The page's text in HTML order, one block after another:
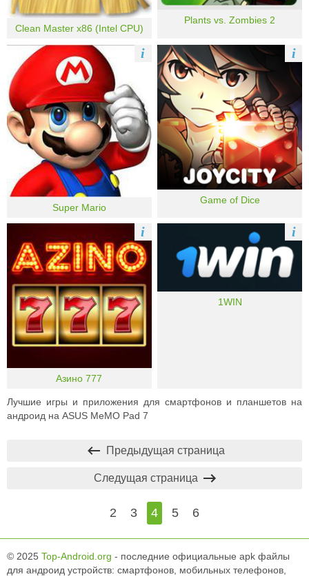
Clean Master x86 (Intel CPU)
Plants vs. Zombies 2
Super Mario
i
Game of Dice
i
Азино 777
i
1WIN
i
Лучшие игры и приложения для смартфонов и планшетов на
андроид на ASUS MeMO Pad 7
Предыдущая страница
2 3 4 5 6
Следущая страница
© 2025 Top-Android.org - последние официальные apk файлы
для андроид устройств: смартфонов, мобильных телефонов,